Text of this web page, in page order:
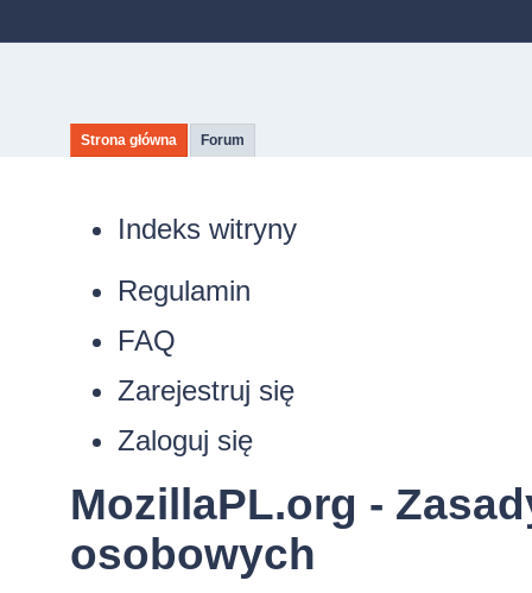
Strona główna Forum
Indeks witryny
Regulamin
FAQ
Zarejestruj się
Zaloguj się
MozillaPL.org -
osobowych